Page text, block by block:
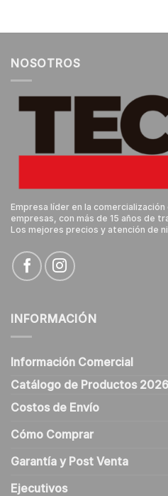
NOSOTROS
Empresa líder en la
empresas, con más de 15 años de
Los mejores precios y atención de
INFORMACIÓN
Información Comercial
Catálogo de Productos 2026
Costos de Envío
Cómo Comprar
Garantía y Post Venta
Ejecutivos